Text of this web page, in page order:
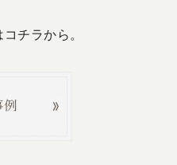
チラから。